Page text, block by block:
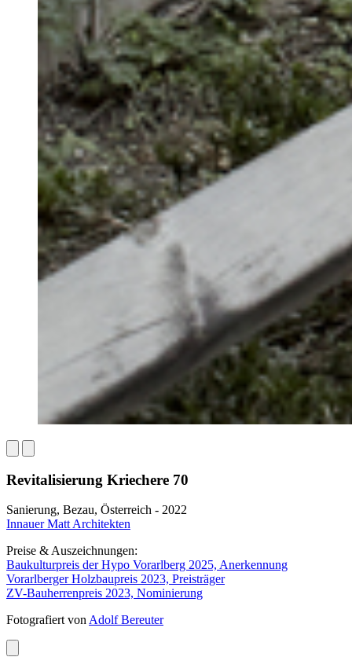
Revitalisierung Kriechere 70
Sanierung, Bezau, Österreich - 2022
Innauer Matt Architekten
Preise & Auszeichnungen:
Baukulturpreis der Hypo Vorarlberg 2025, Anerkennung
Vorarlberger Holzbaupreis 2023, Preisträger
ZV-Bauherrenpreis 2023, Nominierung
Fotografiert vonAdolf Bereuter